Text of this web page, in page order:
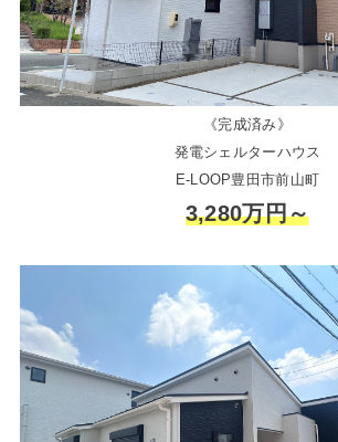
《完成済み》
発電シェルターハウス
E-LOOP豊田市前山町
3,280万円～